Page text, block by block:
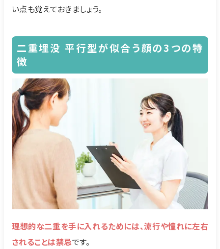
い点も覚えておきましょう。
二重埋没平行型が似合う顔の3つの特
徴
理想的な二重を手に入れるためには、流行や憧れに左右
されることは禁忌です。